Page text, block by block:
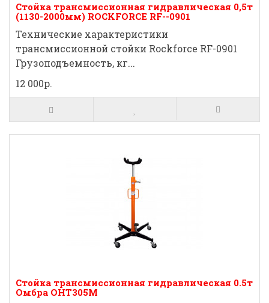
Стойка трансмиссионная гидравлическая 0,5т
(1130-2000мм) ROCKFORCE RF--0901
Технические характеристики
трансмиссионной стойки Rockforce RF-0901
Грузоподъемность, кг...
12 000р.
Стойка трансмиссионная гидравлическая 0.5т
Омбра ОНТ305М